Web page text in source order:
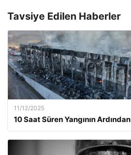
Tavsiye Edilen Haberler
11/12/2025
10 Saat Süren Yangının